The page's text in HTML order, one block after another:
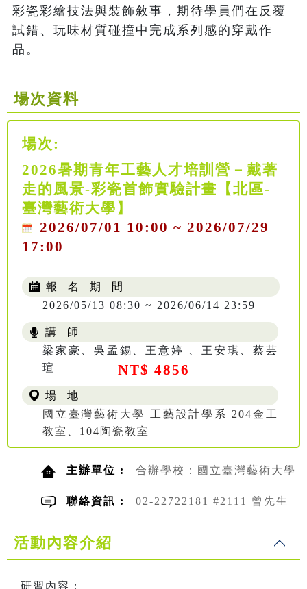
彩瓷彩繪技法與裝飾敘事，期待學員們在反覆
試錯、玩味材質碰撞中完成系列感的穿戴作
品。
場次資料
場次:
2026暑期青年工藝人才培訓營－戴著
走的風景-彩瓷首飾實驗計畫【北區-
臺灣藝術大學】
2026/07/01 10:00 ~ 2026/07/29
17:00
NT$ 4856
報 名 期 間
2026/05/13 08:30 ~ 2026/06/14 23:59
講 師
梁家豪、吳孟錫、王意婷 、王安琪、蔡芸
瑄
場 地
國立臺灣藝術大學 工藝設計學系 204金工
教室、104陶瓷教室
主辦單位 : 合辦學校：國立臺灣藝術大學
聯絡資訊 : 02-22722181 #2111 曾先生
活動內容介紹
研習內容：